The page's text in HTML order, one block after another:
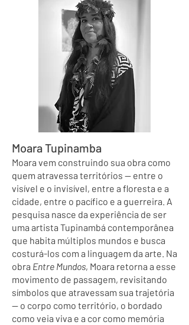
Moara Tupinamba
Moara vem construindo sua obra como
quem atravessa territórios — entre o
visível e o invisível, entre a floresta e a
cidade, entre o pacífico e a guerreira. A
pesquisa nasce da experiência de ser
uma artista Tupinambá contemporânea
que habita múltiplos mundos e busca
costurá-los com a linguagem da arte. Na
obra Entre Mundos, Moara retorna a esse
movimento de passagem, revisitando
símbolos que atravessam sua trajetória
— o corpo como território, o bordado
como veia viva e a cor como memória